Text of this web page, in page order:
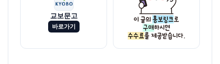
교보문고
바로가기